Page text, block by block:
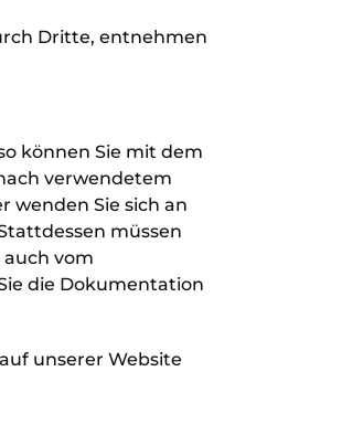
Dritte, entnehmen
können Sie mit dem
verwendetem
wenden Sie sich an
müssen
vom
die Dokumentation
unserer Website